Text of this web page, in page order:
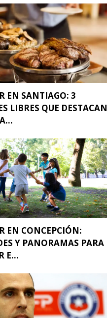
EN SANTIAGO: 3
LIBRES QUE DESTACAN
EN CONCEPCIÓN:
Y PANORAMAS PARA
E...